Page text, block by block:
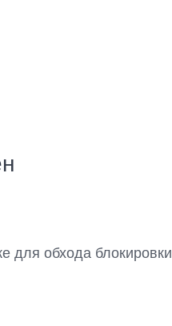
для обхода блокировки